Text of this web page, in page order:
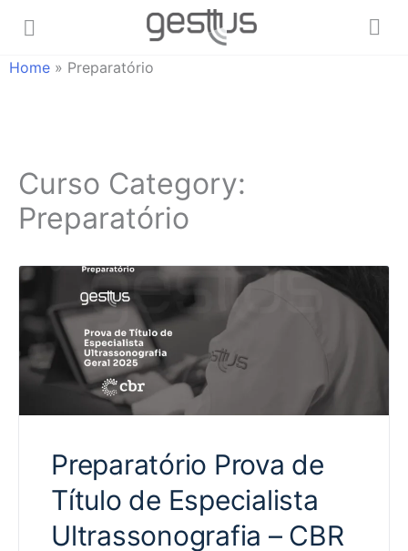
Home » Preparatório
Curso Category:
Preparatório
Preparatório Prova de
Título de Especialista
Ultrassonografia – CBR